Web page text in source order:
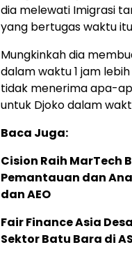
dia melewati Imigrasi
yang bertugas waktu
Mungkinkah dia
dalam waktu 1 jam
tidak menerima apa-
untuk Djoko dalam
Baca Juga:
Cision Raih MarTech
Pemantauan dan
dan AEO
Fair Finance Asia
Sektor Batu Bara di